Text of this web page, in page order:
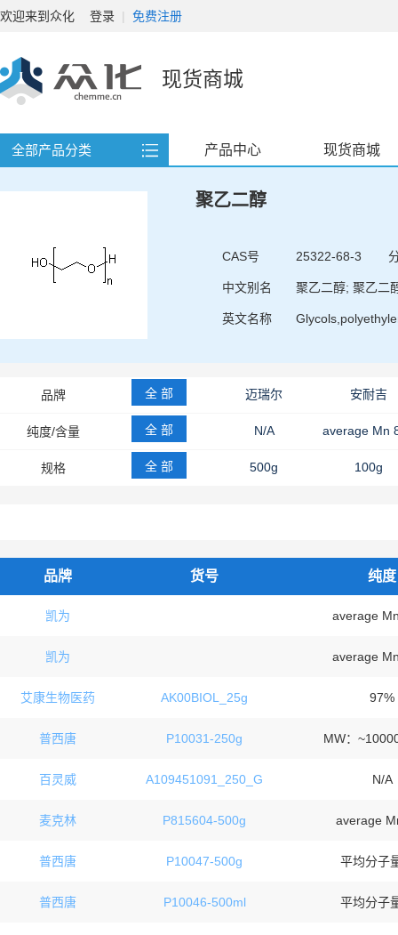
欢迎来到众化 登录 | 免费注册
现货商城
全部产品分类 产品中心 现货商城
聚乙二醇
CAS号 25322-68-3
中文别名 聚乙二醇; 聚乙二
英文名称
品牌 全 部 迈瑞尔 安耐吉
凯为 百灵威
纯度/含量 全 部 N/A average Mn
average Mn 1500 average Mn
average Mv ~1,000,000,powder
平均分子量400 97% MW：
PEG-3350 PEG-400 PEG-4000
平均分子量300 平均分子量600
规格 全 部 500g 100g
25kg
品牌 货号 纯度
凯为 average
凯为 average
艾康生物医药 AK00BIOL_25g 97%
普西唐 P10031-250g MW：
百灵威 A109451091_250_G N/A
麦克林 P815604-500g average
普西唐 P10047-500g 平均分子
普西唐 P10046-500ml 平均分子